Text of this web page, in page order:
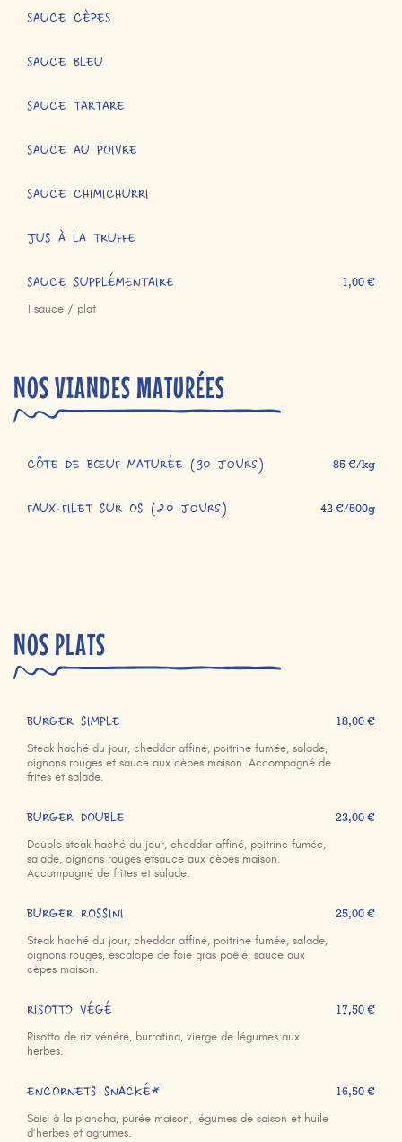
SAUCE CÈPES
SAUCE BLEU
SAUCE TARTARE
SAUCE AU POIVRE
SAUCE CHIMICHURRI
JUS À LA TRUFFE
SAUCE SUPPLÉMENTAIRE
1 sauce / plat
1,00 €
NOS VIANDES MATURÉES
CÔTE DE BŒUF MATURÉE (30 jours) 85 €/kg
FAUX-FILET SUR OS (20 jours) 42 €/500g
NOS PLATS
BURGER SIMPLE
Steak haché du jour, cheddar affiné, poitrine fumée, salade,
oignons rouges et sauce aux cèpes maison. Accompagné de
frites et salade.
18,00 €
BURGER DOUBLE
Double steak haché du jour, cheddar affiné, poitrine fumée,
salade, oignons rouges etsauce aux cèpes maison.
Accompagné de frites et salade.
23,00 €
BURGER ROSSINI
Steak haché du jour, cheddar affiné, poitrine fumée, salade,
oignons rouges, escalope de foie gras poêlé, sauce aux
cèpes maison.
25,00 €
RISOTTO VÉGÉ
Risotto de riz vénéré, burratina, vierge de légumes aux
herbes.
17,50 €
ENCORNETS SNACKÉ*
Saisi à la plancha, purée maison, légumes de saison et huile
d’herbes et agrumes.
16,50 €